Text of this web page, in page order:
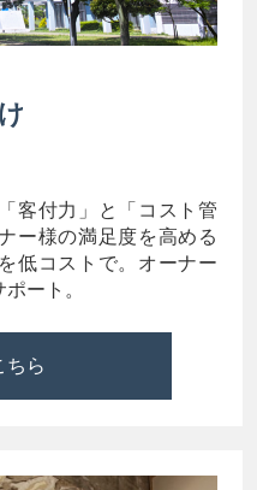
客付力」と「コスト管
ー様の満足度を高める
低コストで。オーナー
ート。
ちら